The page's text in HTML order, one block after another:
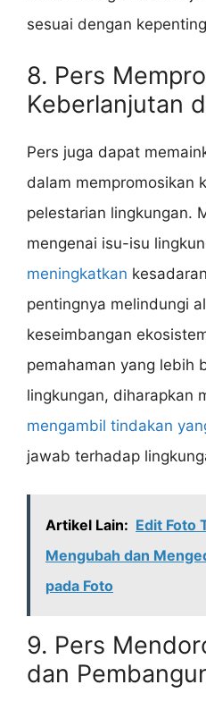
sesuai dengan
8. Pers
Keberlanjutan
Pers juga dapat
dalam mempromosikan
pelestarian lingkungan.
mengenai isu-isu
meningkatkan
pentingnya melindungi
keseimbangan
pemahaman yang lebih
lingkungan, diharapkan
mengambil tindakan
jawab terhadap
Artikel Lain: Edit Foto
Mengubah dan
pada Foto
9. Pers
dan